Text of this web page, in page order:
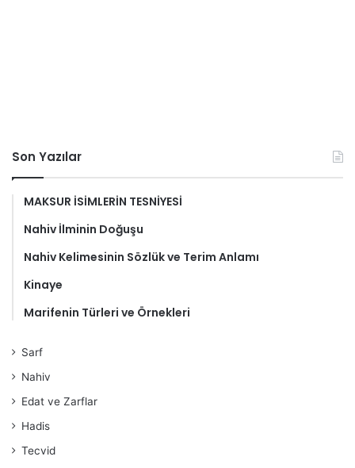
Son Yazılar
MAKSUR İSİMLERİN TESNİYESİ
Nahiv İlminin Doğuşu
Nahiv Kelimesinin Sözlük ve Terim Anlamı
Kinaye
Marifenin Türleri ve Örnekleri
Sarf
Nahiv
Edat ve Zarflar
Hadis
Tecvid